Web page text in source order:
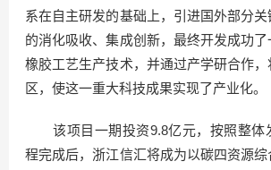
系在自主研发的基础上，引进国外部分
的消化吸收、集成创新，最终开发成功
橡胶工艺生产技术，并通过产学研合作
区，使这一重大科技成果实现了产业化。
该项目一期投资9.8亿元，按照整体
程完成后，浙江信汇将成为以碳四资源综